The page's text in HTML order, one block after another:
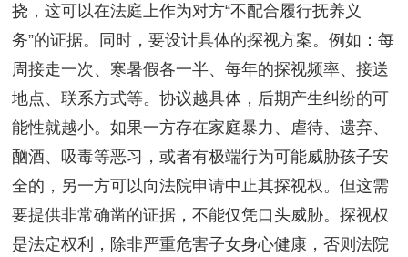
挠，这可以在法庭上作为对方“不配合履行抚养义
务”的证据。同时，要设计具体的探视方案。例如：每
周接走一次、寒暑假各一半、每年的探视频率、接送
地点、联系方式等。协议越具体，后期产生纠纷的可
能性就越小。如果一方存在家庭暴力、虐待、遗弃、
酗酒、吸毒等恶习，或者有极端行为可能威胁孩子安
全的，另一方可以向法院申请中止其探视权。但这需
要提供非常确凿的证据，不能仅凭口头威胁。探视权
是法定权利，除非严重危害子女身心健康，否则法院